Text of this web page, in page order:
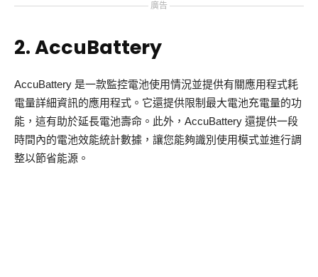
廣告
2. AccuBattery
AccuBattery 是一款監控電池使用情況並提供有關應用程式耗
電量詳細資訊的應用程式。它還提供限制最大電池充電量的功
能，這有助於延長電池壽命。此外，AccuBattery 還提供一段
時間內的電池效能統計數據，讓您能夠識別使用模式並進行調
整以節省能源。